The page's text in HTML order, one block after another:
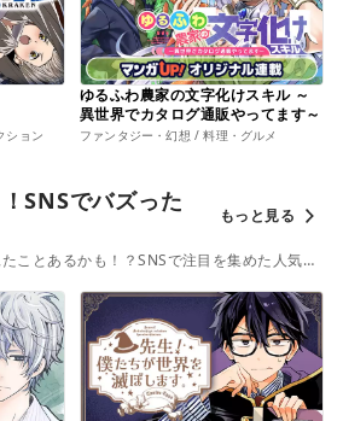
ション
ゆるふわ農家の文字化けスキル ～
異世界でカタログ通販やってます～
ファンタジー・幻想 / 料理・グルメ
SNSでバズった
もっと見る
ことあるかも！？SNSで注目を集めた人気漫